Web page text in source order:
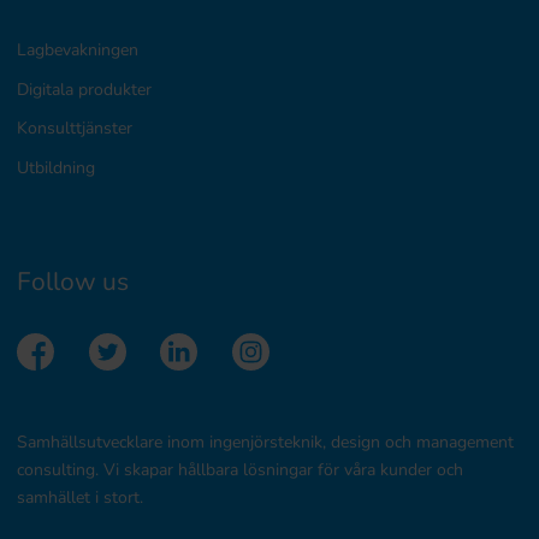
Lagbevakningen
Digitala produkter
Konsulttjänster
Utbildning
Follow us
Samhällsutvecklare inom ingenjörsteknik, design och management
consulting. Vi skapar hållbara lösningar för våra kunder och
samhället i stort.